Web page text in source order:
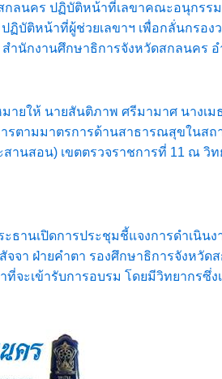
กลนคร ปฏิบัติหน้าที่เลขาคณะอนุกร
บัติหน้าที่ผู้ช่วยเลขาฯ เพื่อกลั่นกรอ
ำนักงานศึกษาธิการจังหวัดสกลนคร
ยให้ นายสันติภาพ ศรีมามาศ นางเ
ตามมาตรการด้านสาธารณสุขในส
านสอน) เขตตรวจราชการที่ 11 ณ
านเปิดการประชุมชี้แจงการดำเนิ
า ฝ่ายคำตา รองศึกษาธิการจังหวัด
ะเข้ารับการอบรม โดยมีวิทยากรซึ่